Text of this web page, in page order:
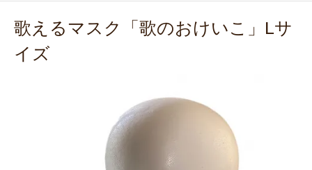
歌えるマスク「歌のおけいこ」Lサ
イズ